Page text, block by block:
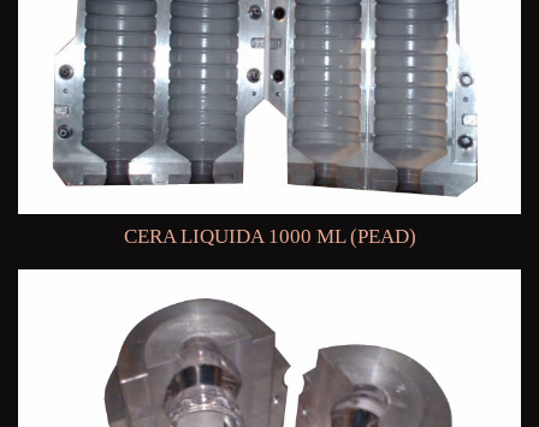
CERA LIQUIDA 1000 ML (PEAD)